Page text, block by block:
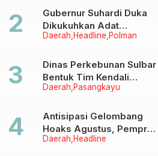
Menggapai Cita-Cita
Daerah Headline Polman
Gubernur Suhardi Duka
Dikukuhkan Adat
Balanipa, Raih Gelar Sulo
Daerah Pasangkayu
Dinas Perkebunan Sulbar
Bentuk Tim Kendali
Internal ICS untuk Dukung
di Pasangkayu
Daerah Headline
Antisipasi Gelombang
Hoaks Agustus, Pemprov
Sulbar Ajak Warga Jaga